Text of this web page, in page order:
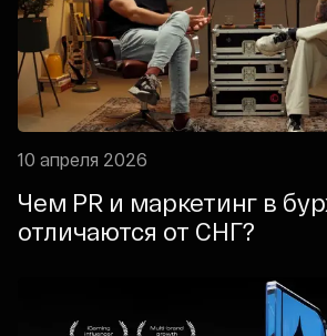
10 апреля 2026
Чем PR и маркетинг в
отличаются от СНГ?